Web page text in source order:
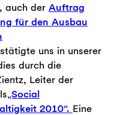
auch der Auftrag
für den Ausbau
uns in unserer
durch die
Leiter der
„Social
2010“. Eine